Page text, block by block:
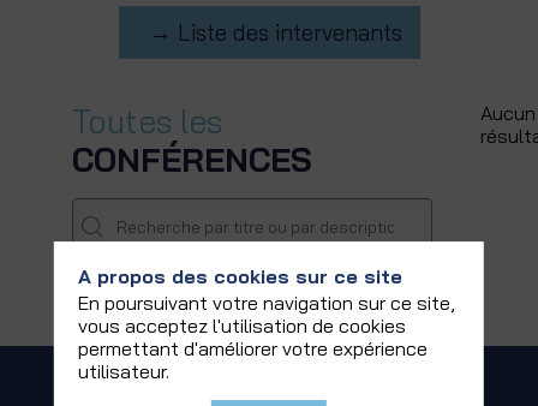
→ Liste des intervenants
Toutes les
CONFÉRENCES
Aucun
A propos des cookies sur ce site
En poursuivant votre navigation sur ce site,
vous acceptez l'utilisation de cookies
permettant d'améliorer votre expérience
utilisateur.